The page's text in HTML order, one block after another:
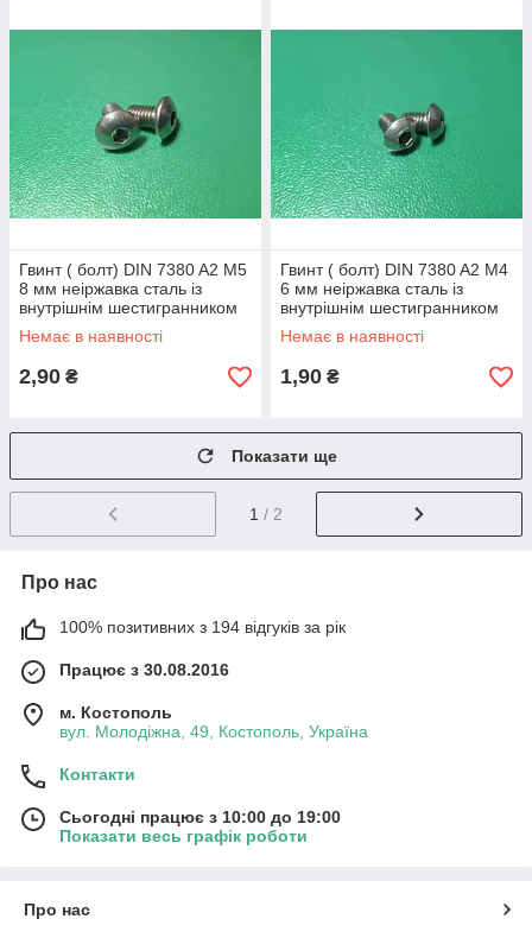
Гвинт ( болт) DIN 7380 A2 M5
8 мм неіржавка сталь із
внутрішнім шестигранником
Немає в наявності
2,90 ₴
Гвинт ( болт) DIN 7380 A2 M4
6 мм неіржавка сталь із
внутрішнім шестигранником
Немає в наявності
1,90 ₴
Показати ще
1 / 2
Про нас
100% позитивних з 194 відгуків за рік
Працює з 30.08.2016
м. Костополь
вул. Молодіжна, 49, Костополь, Україна
Контакти
Сьогодні працює з 10:00 до 19:00
Показати весь графік роботи
Про нас